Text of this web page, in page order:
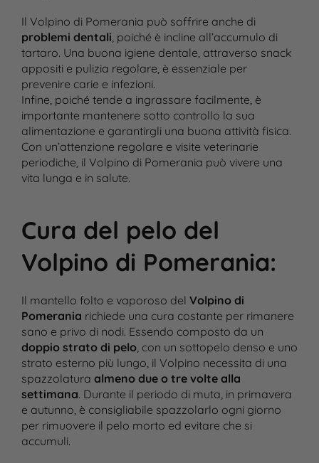
Il Volpino di Pomerania può soffrire anche di
problemi dentali, poiché è incline all’accumulo di
tartaro. Una buona igiene dentale, attraverso snack
appositi e pulizia regolare, è essenziale per
prevenire carie e infezioni.
Infine, poiché tende a ingrassare facilmente, è
importante mantenere sotto controllo la sua
alimentazione e garantirgli una buona attività fisica.
Con un’attenzione regolare e visite veterinarie
periodiche, il Volpino di Pomerania può vivere una
vita lunga e in salute.
Cura del pelo del
Volpino di Pomerania:
Il mantello folto e vaporoso del Volpino di
Pomerania richiede una cura costante per rimanere
sano e privo di nodi. Essendo composto da un
doppio strato di pelo, con un sottopelo denso e uno
strato esterno più lungo, il Volpino necessita di una
spazzolatura almeno due o tre volte alla
settimana. Durante il periodo di muta, in primavera
e autunno, è consigliabile spazzolarlo ogni giorno
per rimuovere il pelo morto ed evitare che si
accumuli.